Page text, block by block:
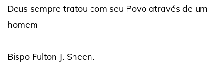
Deus sempre tratou com seu Povo através de um
homem
Bispo Fulton J. Sheen.